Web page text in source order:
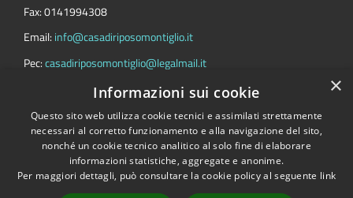
Fax: 0141994308
Email: info@casadiriposomontiglio.it
Pec:casadiriposomontiglio@legalmail.it
Accessibilità Privacy Cookie
Mappa del sito
Coord. bancarie e codice fatture
Copyright © 2026 • Fondazione “Casa di Riposo di Montiglio” • Powered
×
Informazioni sui cookie
Questo sito web utilizza cookie tecnici e assimilati strettamente
necessari al corretto funzionamento e alla navigazione del sito,
nonché un cookie tecnico analitico al solo fine di elaborare
informazioni statistiche, aggregate e anonime.
Per maggiori dettagli, può consultare la cookie policy al seguente link